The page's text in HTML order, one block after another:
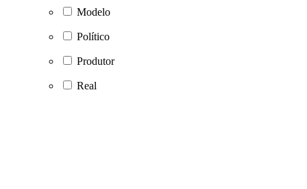
Modelo
Político
Produtor
Real